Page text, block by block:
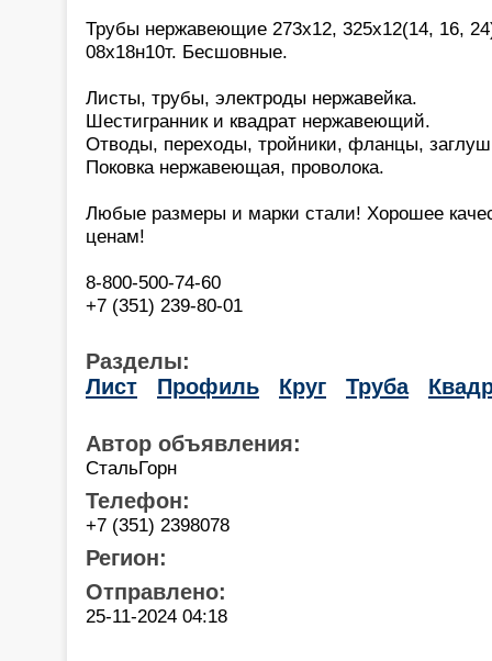
Трубы нержавеющие 273х12, 325х12(14, 16,
08х18н10т. Бесшовные.
Листы, трубы, электроды нержавейка.
Шестигранник и квадрат нержавеющий.
Отводы, переходы, тройники, фланцы,
Поковка нержавеющая, проволока.
Любые размеры и марки стали! Хорошее
ценам!
8-800-500-74-60
+7 (351) 239-80-01
Разделы:
Лист
Профиль Круг Труба
Автор объявления:
СтальГорн
Телефон:
+7 (351) 2398078
Регион:
Отправлено:
25-11-2024 04:18